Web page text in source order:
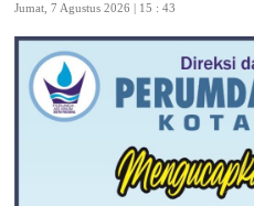
Jumat, 7 Agustus 2026 | 15 : 43